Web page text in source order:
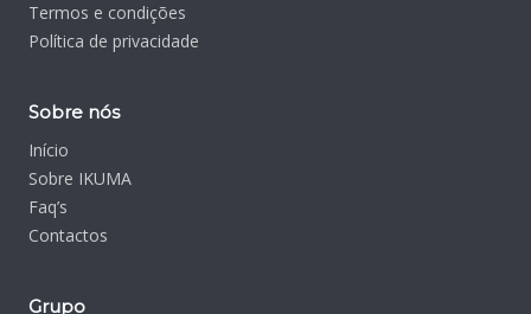
Termos e condições
Política de privacidade
Sobre nós
Início
Sobre IKUMA
Faq’s
Contactos
Grupo